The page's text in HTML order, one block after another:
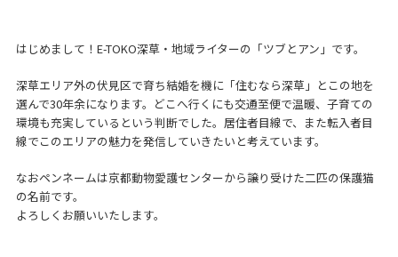
はじめまして！E-TOKO深草・地域ライターの「ツブとアン」です。
深草エリア外の伏見区で育ち結婚を機に「住むなら深草」とこの地を
選んで30年余になります。どこへ行くにも交通至便で温暖、子育ての
環境も充実しているという判断でした。居住者目線で、また転入者目
線でこのエリアの魅力を発信していきたいと考えています。
なおペンネームは京都動物愛護センターから譲り受けた二匹の保護猫
の名前です。
よろしくお願いいたします。